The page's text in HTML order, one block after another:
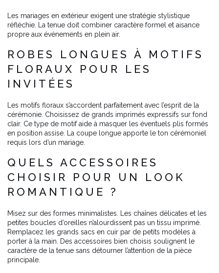
Les mariages en extérieur exigent une stratégie stylistique
réfléchie. La tenue doit combiner caractère formel et aisance
propre aux événements en plein air.
ROBES LONGUES À MOTIFS
FLORAUX POUR LES
INVITÉES
Les motifs floraux s’accordent parfaitement avec l’esprit de la
cérémonie. Choisissez de grands imprimés expressifs sur fond
clair. Ce type de motif aide à masquer les éventuels plis formés
en position assise. La coupe longue apporte le ton cérémoniel
requis lors d’un mariage.
QUELS ACCESSOIRES
CHOISIR POUR UN LOOK
ROMANTIQUE ?
Misez sur des formes minimalistes. Les chaînes délicates et les
petites boucles d’oreilles n’alourdissent pas un tissu imprimé.
Remplacez les grands sacs en cuir par de petits modèles à
porter à la main. Des accessoires bien choisis soulignent le
caractère de la tenue sans détourner l’attention de la pièce
principale.